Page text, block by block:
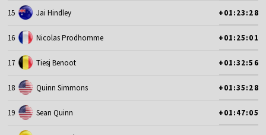
15 Jai Hindley +01:23:28
16 Nicolas Prodhomme +01:25:01
17 Tiesj Benoot +01:32:56
18 Quinn Simmons +01:35:28
19 Sean Quinn +01:47:05